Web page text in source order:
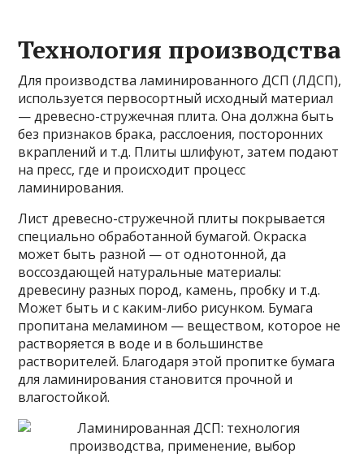
Технология производства
Для производства ламинированного ДСП (ЛДСП),
используется первосортный исходный материал
— древесно-стружечная плита. Она должна быть
без признаков брака, расслоения, посторонних
вкраплений и т.д. Плиты шлифуют, затем подают
на пресс, где и происходит процесс
ламинирования.
Лист древесно-стружечной плиты покрывается
специально обработанной бумагой. Окраска
может быть разной — от однотонной, да
воссоздающей натуральные материалы:
древесину разных пород, камень, пробку и т.д.
Может быть и с каким-либо рисунком. Бумага
пропитана меламином — веществом, которое не
растворяется в воде и в большинстве
растворителей. Благодаря этой пропитке бумага
для ламинирования становится прочной и
влагостойкой.